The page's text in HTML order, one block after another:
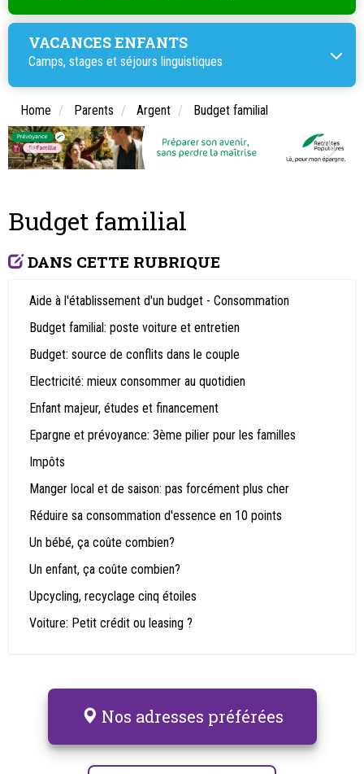
VACANCES ENFANTS
Camps, stages et séjours linguistiques
Home Parents Argent Budget familial
Budget familial
DANS CETTE RUBRIQUE
Aide à l'établissement d'un budget - Consommation
Budget familial: poste voiture et entretien
Budget: source de conflits dans le couple
Electricité: mieux consommer au quotidien
Enfant majeur, études et financement
Epargne et prévoyance: 3ème pilier pour les familles
Impôts
Manger local et de saison: pas forcément plus cher
Réduire sa consommation d'essence en 10 points
Un bébé, ça coûte combien?
Un enfant, ça coûte combien?
Upcycling, recyclage cinq étoiles
Voiture: Petit crédit ou leasing ?
Nos adresses préférées